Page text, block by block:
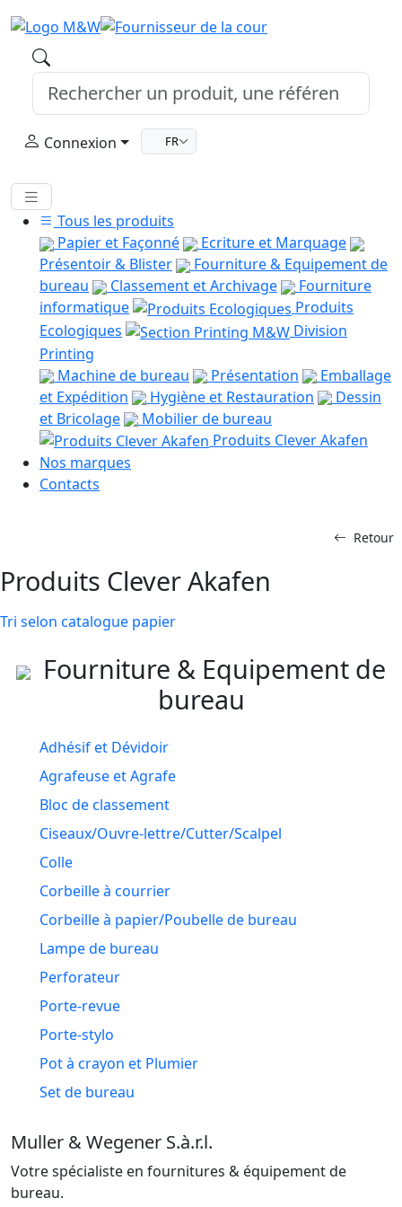
Connexion FR
Tous les produits
Papier et Façonné
Ecriture et Marquage
Présentoir & Blister
Fourniture & Equipement de
bureau
Classement et Archivage
Fourniture
informatique
Produits
Ecologiques
Division
Printing
Machine de bureau
Présentation
Emballage
et Expédition
Hygiène et Restauration
Dessin
et Bricolage
Mobilier de bureau
Produits Clever Akafen
Nos marques
Contacts
Retour
Produits Clever Akafen
Tri selon catalogue papier
Fourniture & Equipement de
bureau
Adhésif et Dévidoir
Agrafeuse et Agrafe
Bloc de classement
Ciseaux/Ouvre-lettre/Cutter/Scalpel
Colle
Corbeille à courrier
Corbeille à papier/Poubelle de bureau
Lampe de bureau
Perforateur
Porte-revue
Porte-stylo
Pot à crayon et Plumier
Set de bureau
Muller & Wegener S.à.r.l.
Votre spécialiste en fournitures & équipement de
bureau.